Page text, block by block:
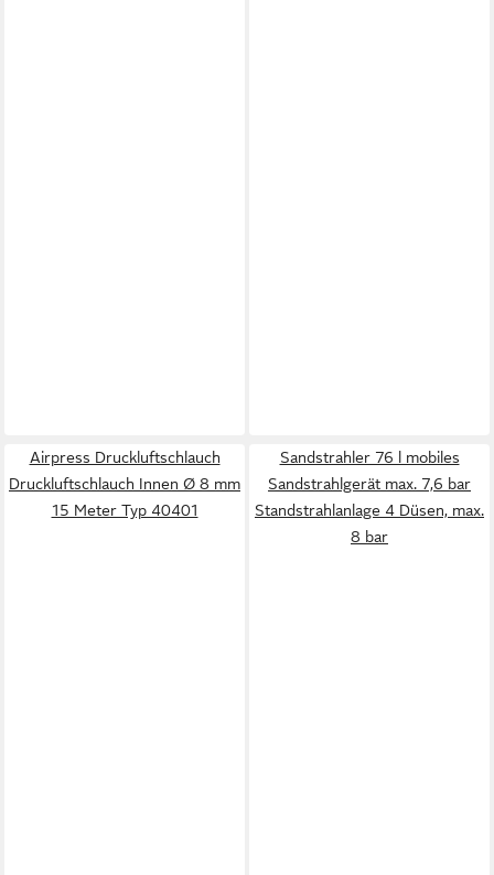
Airpress Druckluftschlauch
Druckluftschlauch Innen Ø 8 mm
15 Meter Typ 40401
Sandstrahler 76 l mobiles
Sandstrahlgerät max. 7,6 bar
Standstrahlanlage 4 Düsen, max.
8 bar